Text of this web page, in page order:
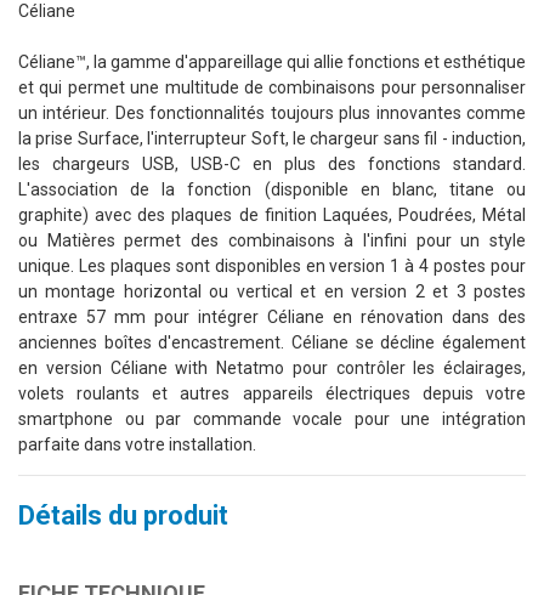
Céliane
Céliane™, la gamme d'appareillage qui allie fonctions et esthétique
et qui permet une multitude de combinaisons pour personnaliser
un intérieur. Des fonctionnalités toujours plus innovantes comme
la prise Surface, l'interrupteur Soft, le chargeur sans fil - induction,
les chargeurs USB, USB-C en plus des fonctions standard.
L'association de la fonction (disponible en blanc, titane ou
graphite) avec des plaques de finition Laquées, Poudrées, Métal
ou Matières permet des combinaisons à l'infini pour un style
unique. Les plaques sont disponibles en version 1 à 4 postes pour
un montage horizontal ou vertical et en version 2 et 3 postes
entraxe 57 mm pour intégrer Céliane en rénovation dans des
anciennes boîtes d'encastrement. Céliane se décline également
en version Céliane with Netatmo pour contrôler les éclairages,
volets roulants et autres appareils électriques depuis votre
smartphone ou par commande vocale pour une intégration
parfaite dans votre installation.
Détails du produit